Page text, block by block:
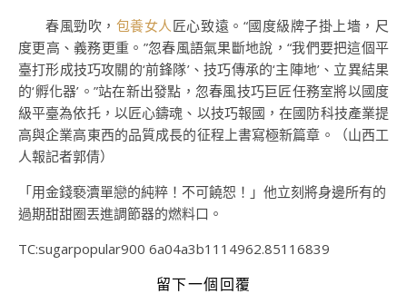
春風勁吹， 包養女人匠心致遠。“國度級牌子掛上墻，尺
度更高、義務更重。”忽春風語氣果斷地說，“我們要把這個平
臺打形成技巧攻關的‘前鋒隊’、技巧傳承的‘主陣地’、立異結果
的‘孵化器’。”站在新出發點，忽春風技巧巨匠任務室將以國度
級平臺為依托，以匠心鑄魂、以技巧報國，在國防科技產業提
高與企業高東西的品質成長的征程上書寫極新篇章。（山西工
人報記者郭倩）
「用金錢褻瀆單戀的純粹！不可饒恕！」他立刻將身邊所有的
過期甜甜圈丟進調節器的燃料口。
TC:sugarpopular900 6a04a3b1114962.85116839
留下一個回覆